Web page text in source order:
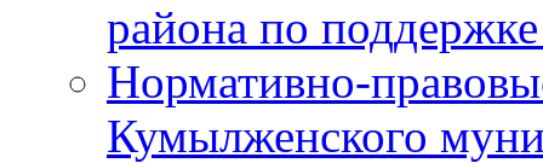
района по
Нормативно-
Кумылженского